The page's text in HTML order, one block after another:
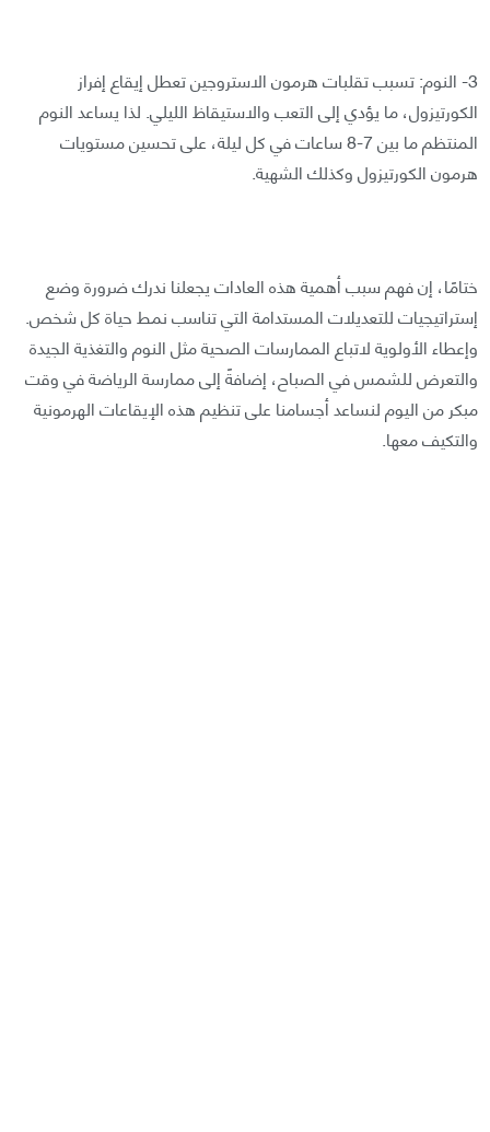
3- النوم: تسبب تقلبات هرمون الاستروجين تعطل إيقاع إفراز
الكورتيزول، ما يؤدي إلى التعب والاستيقاظ الليلي. لذا يساعد النوم
المنتظم ما بين 7-8 ساعات في كل ليلة، على تحسين مستويات
هرمون الكورتيزول وكذلك الشهية.
ختامًا، إن فهم سبب أهمية هذه العادات يجعلنا ندرك ضرورة وضع
إستراتيجيات للتعديلات المستدامة التي تناسب نمط حياة كل شخص.
وإعطاء الأولوية لاتباع الممارسات الصحية مثل النوم والتغذية الجيدة
والتعرض للشمس في الصباح، إضافةً إلى ممارسة الرياضة في وقت
مبكر من اليوم لنساعد أجسامنا على تنظيم هذه الإيقاعات الهرمونية
والتكيف معها.